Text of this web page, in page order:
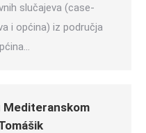
slučajeva (case-
i općina) iz područja
Mediteranskom